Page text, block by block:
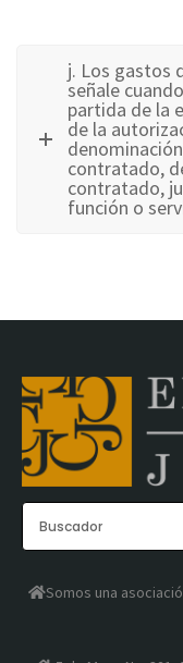
j. Los gastos
señale
partida de la
de la
contratado,
contratado,
función o
Somos una